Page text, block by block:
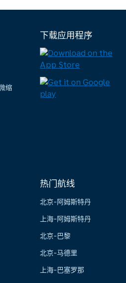
缩
下载应用程序
热门航线
北京-阿姆斯特丹
上海-阿姆斯特丹
北京-巴黎
北京-马德里
上海-巴塞罗那